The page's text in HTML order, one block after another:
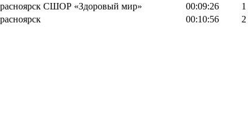
СШОР «Здоровый мир» 00:09:26 1
00:10:56 2